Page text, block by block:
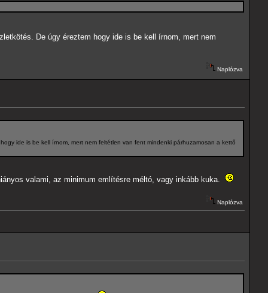
De úgy éreztem hogy ide is be kell írnom, mert nem
Naplózva
ide is be kell írnom, mert nem feltétlen van fent mindenki párhuzamosan a kettő
valami, az minimum említésre méltó, vagy inkább kuka.
Naplózva